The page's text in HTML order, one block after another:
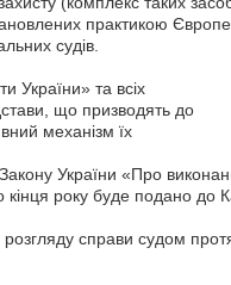
практикою
судів.
України» та всіх
що призводять до
механізм їх
Закону України «Про
кінця року буде подано до
справи судом